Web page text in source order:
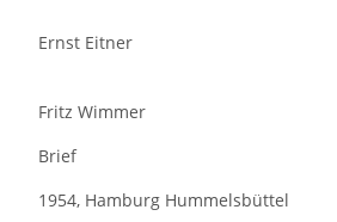
Ernst Eitner
Fritz Wimmer
Brief
1954, Hamburg Hummelsbüttel